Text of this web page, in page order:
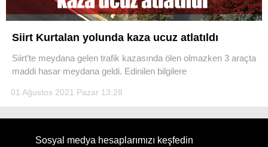
NÖBETÇI ECZANELER
Siirt Kurtalan yolunda kaza ucuz atlatıldı
Siirt’te meydana gelen trafik kazasında ölen olmazken 3 araçta
maddi hasar meydana geldi. Edinilen bilgilere
01 Ağustos 2021 Pazar 13:28
Sosyal medya hesaplarımızı keşfedin